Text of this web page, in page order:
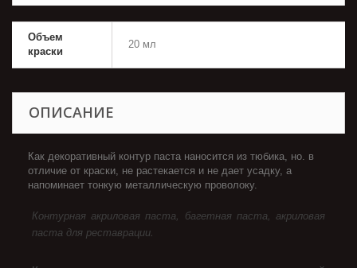
Объем
краски
20 мл
ОПИСАНИЕ
Как декоративный контур паста наносится из тюбика, но. в
отличие от краски, не растекается и не дает усадку, а
напоминает тонкую металлическую проволоку.
Контурная акриловая паста, багетная паста, акриловая
паста для реставрации.